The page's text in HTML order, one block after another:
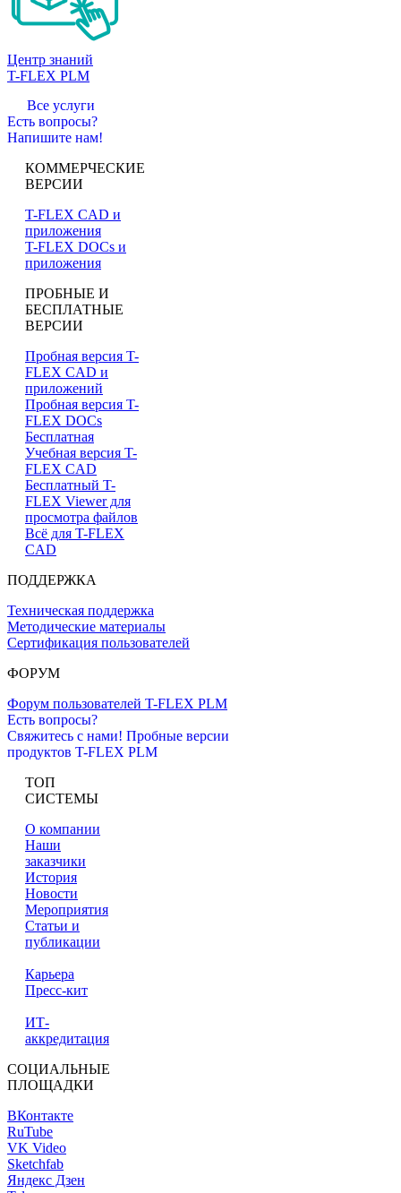
Центр знаний
T-FLEX PLM
Все услуги
Есть вопросы?
Напишите нам!
КОММЕРЧЕСКИЕ
ВЕРСИИ
T-FLEX CAD и
приложения
T-FLEX DOCs и
приложения
ПРОБНЫЕ И
БЕСПЛАТНЫЕ
ВЕРСИИ
Пробная версия T-
FLEX CAD и
приложений
Пробная версия T-
FLEX DOCs
Бесплатная
Учебная версия T-
FLEX CAD
Бесплатный T-
FLEX Viewer для
просмотра файлов
Всё для T-FLEX
CAD
ПОДДЕРЖКА
Техническая поддержка
Методические материалы
Сертификация пользователей
ФОРУМ
Форум пользователей T-FLEX PLM
Есть вопросы?
Свяжитесь с нами! Пробные версии
продуктов T-FLEX PLM
ТОП
СИСТЕМЫ
О компании
Наши
заказчики
История
Новости
Мероприятия
Статьи и
публикации
Карьера
Пресс-кит
ИТ-
аккредитация
СОЦИАЛЬНЫЕ
ПЛОЩАДКИ
ВКонтакте
RuTube
VK Video
Sketchfab
Яндекс Дзен